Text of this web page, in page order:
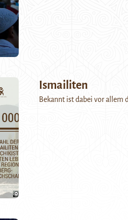
Ismailiten
Bekannt ist dabei vor allem